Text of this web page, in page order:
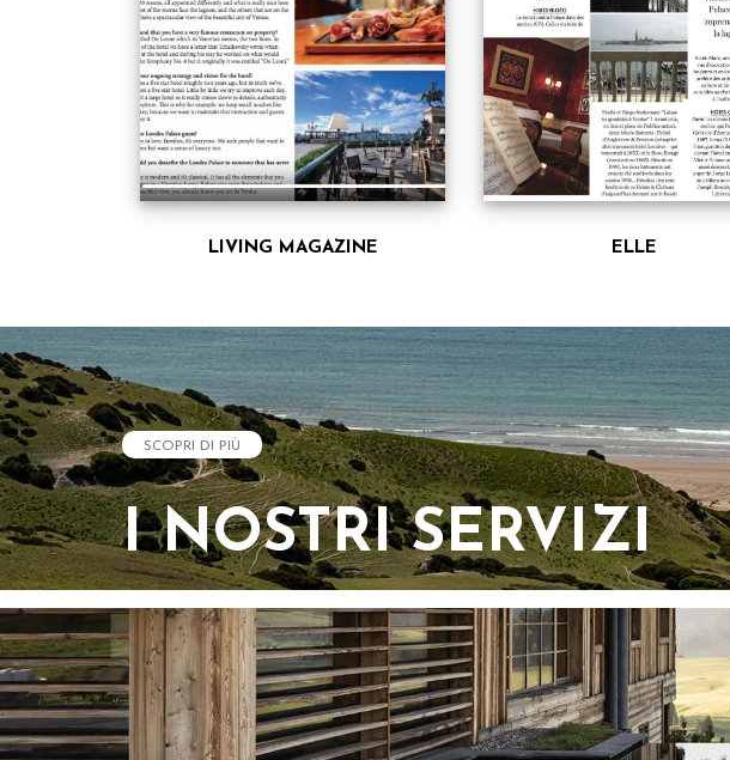
LIVING MAGAZINE ELLE
SCOPRI DI PIÙ
I NOSTRI SERVIZI